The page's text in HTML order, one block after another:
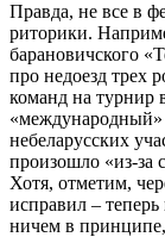
Правда, не все в
риторики.
барановичского
про недоезд трех
команд на турнир
«международный»
небеларусских
произошло «из-за
Хотя, отметим,
исправил – теперь
ничем в принципе,